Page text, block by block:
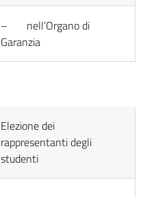
– nell’Organo di
Garanzia
Elezione dei
rappresentanti degli
studenti